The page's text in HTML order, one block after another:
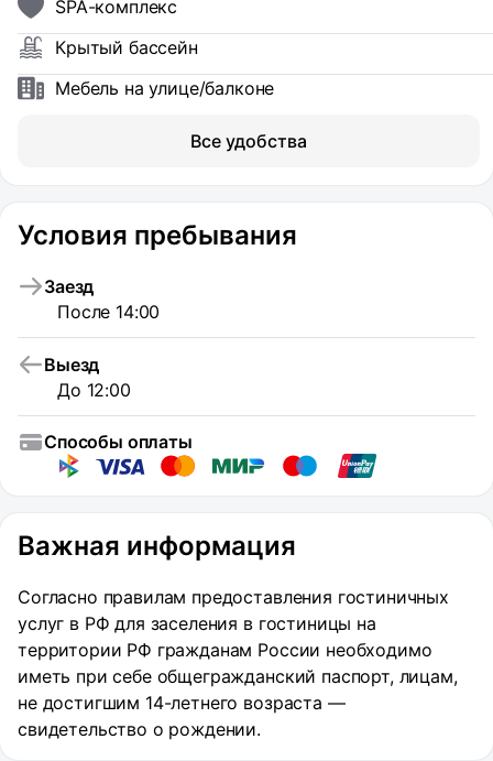
SPA-комплекс
Крытый бассейн
Мебель на улице/балконе
Все удобства
Условия пребывания
Заезд
После 14:00
Выезд
До 12:00
Способы оплаты
Важная информация
Согласно правилам предоставления гостиничных
услуг в РФ для заселения в гостиницы на
территории РФ гражданам России необходимо
иметь при себе общегражданский паспорт, лицам,
не достигшим 14-летнего возраста —
свидетельство о рождении.